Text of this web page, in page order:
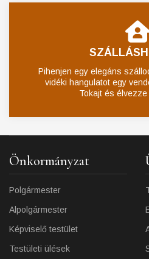
Pihenjen egy elegáns
vidéki hangulatot egy
Tokajt és
Önkormányzat
Polgármester
Alpolgármester
Képviselő testület
Testületi ülések